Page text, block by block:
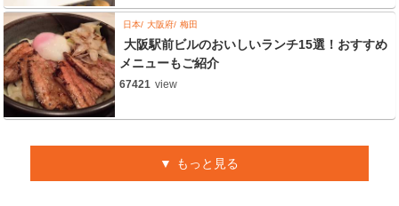
日本 大阪府 梅田
大阪駅前ビルのおいしいランチ15選！おすすめ
メニューもご紹介
67421 view
もっと見る